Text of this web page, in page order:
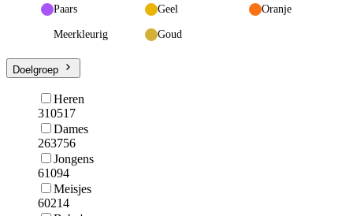
Paars Geel Oranje
Meerkleurig Goud
Doelgroep
Heren
310517
Dames
263756
Jongens
61094
Meisjes
60214